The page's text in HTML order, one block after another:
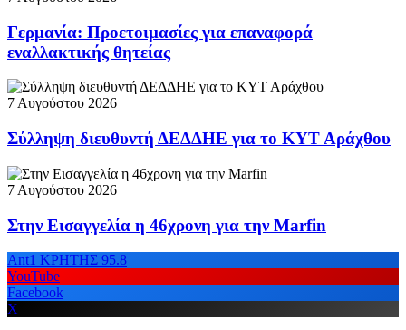
Γερμανία: Προετοιμασίες για επαναφορά
εναλλακτικής θητείας
7 Αυγούστου 2026
Σύλληψη διευθυντή ΔΕΔΔΗΕ για το ΚΥΤ Αράχθου
7 Αυγούστου 2026
Στην Εισαγγελία η 46χρονη για την Marfin
Ant1 ΚΡΗΤΗΣ 95.8
YouTube
Facebook
X